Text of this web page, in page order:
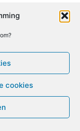
cookies
over
failliet –